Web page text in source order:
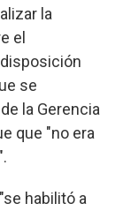
la
el
se
la Gerencia
que "no era
habilitó a